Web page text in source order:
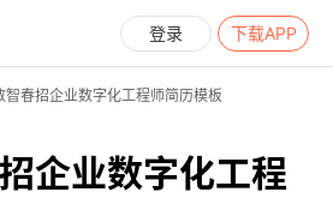
登录 下载APP
智春招企业数字化工程师简历模板
企业数字化工程